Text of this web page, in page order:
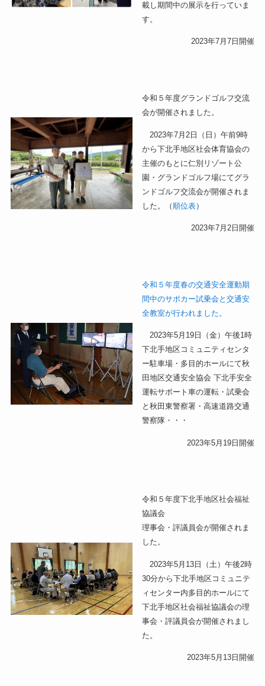
載し期間中の展示を行っていま
す。
2023年7月7日開催
令和５年度グランドゴルフ交流
会が開催されました。
2023年7月2日（日）午前9時
から下北手地区社会体育協会の
主催のもとに仁別リゾート公
園・グランドゴルフ場にてグラ
ンドゴルフ交流会が開催されま
した。（ 順位表）
2023年7月2日開催
令和５年度春の交通安全運動期
間中のサポカー試乗会と交通安
全教室が行われました。
2023年5月19日（金）午後1時
下北手地区コミュニティセンタ
ー駐車場・多目的ホールにて秋
田地区交通安全協会 下北手安全
運転サポート車の運転・試乗会
と秋田東警察署・高速道路交通
警察隊・・・
2023年5月19日開催
令和５年度下北手地区社会福祉
協議会
理事会・評議員会が開催されま
した。
2023年5月13日（土）午後2時
30分から下北手地区コミュニテ
ィセンター内多目的ホールにて
下北手地区社会福祉協議会の理
事会・評議員会が開催されまし
た。
2023年5月13日開催